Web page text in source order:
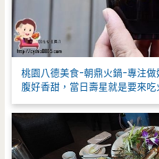
桃園八德美食-朝鼎火鍋-專注做
腹好香甜，當日壽星就是要來吃